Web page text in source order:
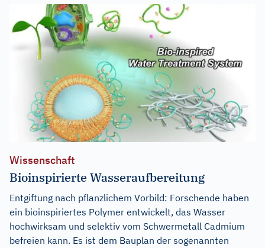
Wissenschaft
Bioinspirierte Wasseraufbereitung
Entgiftung nach pflanzlichem Vorbild: Forschende haben
ein bioinspiriertes Polymer entwickelt, das Wasser
hochwirksam und selektiv vom Schwermetall Cadmium
befreien kann. Es ist dem Bauplan der sogenannten